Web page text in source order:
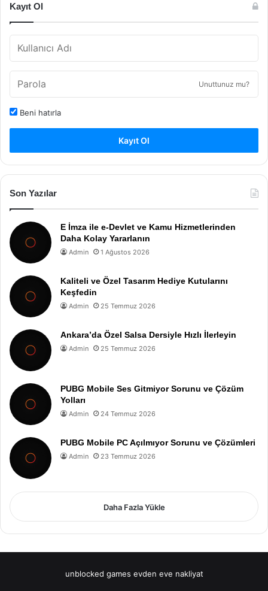
Kayıt Ol
Unuttunuz mu?
Beni hatırla
Kayıt Ol
Son Yazılar
E İmza ile e-Devlet ve Kamu Hizmetlerinden
Daha Kolay Yararlanın
Admin 1 Ağustos 2026
Kaliteli ve Özel Tasarım Hediye Kutularını
Keşfedin
Admin 25 Temmuz 2026
Ankara’da Özel Salsa Dersiyle Hızlı İlerleyin
Admin 25 Temmuz 2026
PUBG Mobile Ses Gitmiyor Sorunu ve Çözüm
Yolları
Admin 24 Temmuz 2026
PUBG Mobile PC Açılmıyor Sorunu ve Çözümleri
Admin 23 Temmuz 2026
Daha Fazla Yükle
unblocked games evden eve nakliyat